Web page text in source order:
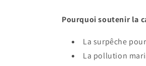
Pourquoi soutenir la
La surpêche
La pollution